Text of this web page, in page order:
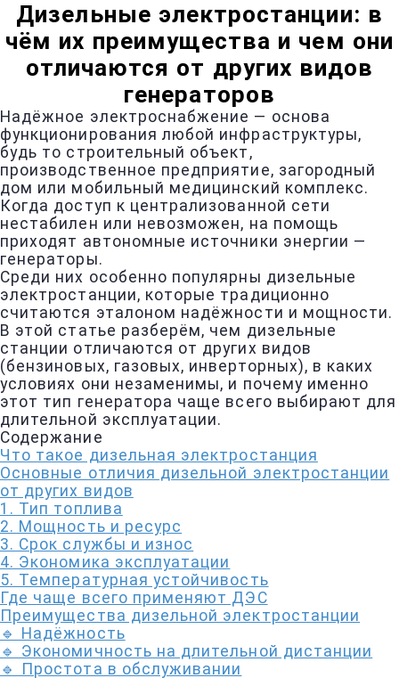
Дизельные электростанции: в
чём их преимущества и чем они
отличаются от других видов
генераторов
Надёжное электроснабжение — основа
функционирования любой инфраструктуры,
будь то строительный объект,
производственное предприятие, загородный
дом или мобильный медицинский комплекс.
Когда доступ к централизованной сети
нестабилен или невозможен, на помощь
приходят автономные источники энергии —
генераторы.
Среди них особенно популярны дизельные
электростанции, которые традиционно
считаются эталоном надёжности и мощности.
В этой статье разберём, чем дизельные
станции отличаются от других видов
(бензиновых, газовых, инверторных), в каких
условиях они незаменимы, и почему именно
этот тип генератора чаще всего выбирают для
длительной эксплуатации.
Содержание
Что такое дизельная электростанция
Основные отличия дизельной электростанции
от других видов
1. Тип топлива
2. Мощность и ресурс
3. Срок службы и износ
4. Экономика эксплуатации
5. Температурная устойчивость
Где чаще всего применяют ДЭС
Преимущества дизельной электростанции
🔹 Надёжность
🔹 Экономичность на длительной дистанции
🔹 Простота в обслуживании